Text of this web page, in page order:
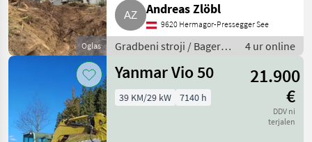
Oglas
Andreas Zlöbl
9620 Hermagor-Pressegger See
Gradbeni stroji / Bager
4 ur online
Yanmar Vio 50
21.900
€
DDV ni
terjalen
39 KM/29 kW 7140 h